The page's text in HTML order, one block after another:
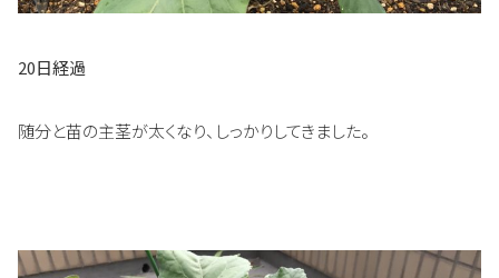
20日経過
随分と苗の主茎が太くなり、しっかりしてきました。